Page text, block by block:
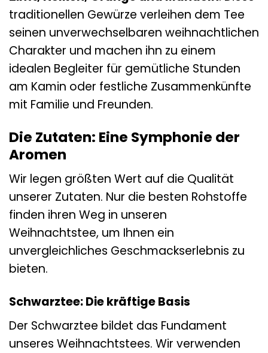
traditionellen Gewürze verleihen dem Tee
seinen unverwechselbaren weihnachtlichen
Charakter und machen ihn zu einem
idealen Begleiter für gemütliche Stunden
am Kamin oder festliche Zusammenkünfte
mit Familie und Freunden.
Die Zutaten: Eine Symphonie der
Aromen
Wir legen größten Wert auf die Qualität
unserer Zutaten. Nur die besten Rohstoffe
finden ihren Weg in unseren
Weihnachtstee, um Ihnen ein
unvergleichliches Geschmackserlebnis zu
bieten.
Schwarztee: Die kräftige Basis
Der Schwarztee bildet das Fundament
unseres Weihnachtstees. Wir verwenden